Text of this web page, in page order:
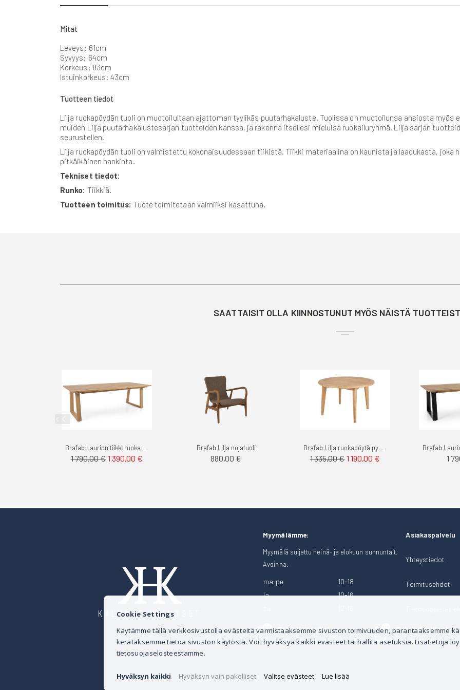
beginning
images
Mitat
Leveys: 61cm
Syvyys: 64cm
Korkeus: 83cm
Istuinkorkeus: 43cm
Tuotteen tiedot
Lilja ruokapöydän tuoli on muotoilultaan ajattoman tyylikäs puutarhakaluste. Tuolissa on muotoilunsa ansiosta myös
muiden Lilja puutarhakalustesarjan tuotteiden kanssa, ja rakenna itsellesi mieluisa ruokailuryhmä. Lilja sarjan
seurustellen.
Lilja ruokapöydän tuoli on valmistettu kokonaisuudessaan tiikistä. Tiikki materiaalina on kaunista ja laadukasta, joka
pitkäikäinen hankinta.
Tekniset tiedot:
Runko: Tiikkiä.
Tuotteen toimitus: Tuote toimitetaan valmiiksi kasattuna.
SAATTAISIT OLLA KIINNOSTUNUT MYÖS NÄISTÄ
1 790,00 €Tarjoushinta
1 390,00 €
Brafab Lilja nojatuoli
880,00 € 1 335,00 €Tarjoushinta
1 190,00 € 1
Myymälämme:
Myymälä suljettu heinä- ja elokuun sunnuntait.
Avoinna:
ma-pe
10-18
la
10-16
Asiakaspalvelu
Yhteystiedot
Toimitusehdot
Soita Heinosille!
040 528 1124
Puhelintilaukset
044 3001 399
KALUSTE HEINOSET
Cookie Settings
Käytämme tällä verkkosivustolla evästeitä varmistaaksemme sivuston toimivuuden, parantaaksemme
kerätäksemme tietoa sivuston käytöstä. Voit hyväksyä kaikki evästeet tai hallita asetuksia. Lisätietoja
tietosuojaselosteestamme.
Hyväksyn kaikki Hyväksyn vain pakolliset Valitse evästeet Lue lisää